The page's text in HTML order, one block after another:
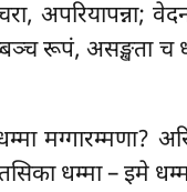
अपरियापन्ना;
रूपं, असङ्खता च
मग्गारम्मणा?
धम्मा – इमे